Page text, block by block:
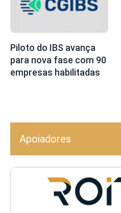
Piloto do IBS avança
para nova fase com 90
empresas habilitadas
Apoiadores